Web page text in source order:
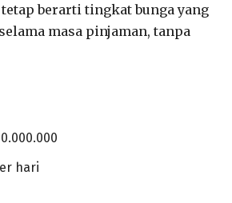
berarti tingkat bunga yang
masa pinjaman, tanpa
hari